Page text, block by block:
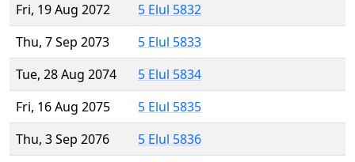
Fri, 19 Aug 2072
5 Elul 5832
Thu, 7 Sep 2073
5 Elul 5833
Tue, 28 Aug 2074
5 Elul 5834
Fri, 16 Aug 2075
5 Elul 5835
Thu, 3 Sep 2076
5 Elul 5836